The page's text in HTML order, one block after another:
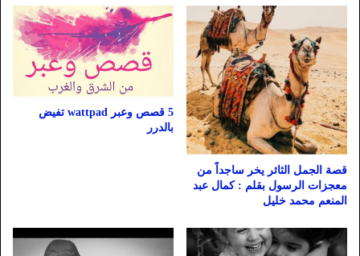
قصة الجمل الثائر يخر ساجداً من
معجزات الرسول بقلم : كمال عبد
المنعم محمد خليل
5 قصص وعبر wattpad تفيض
بالدرر